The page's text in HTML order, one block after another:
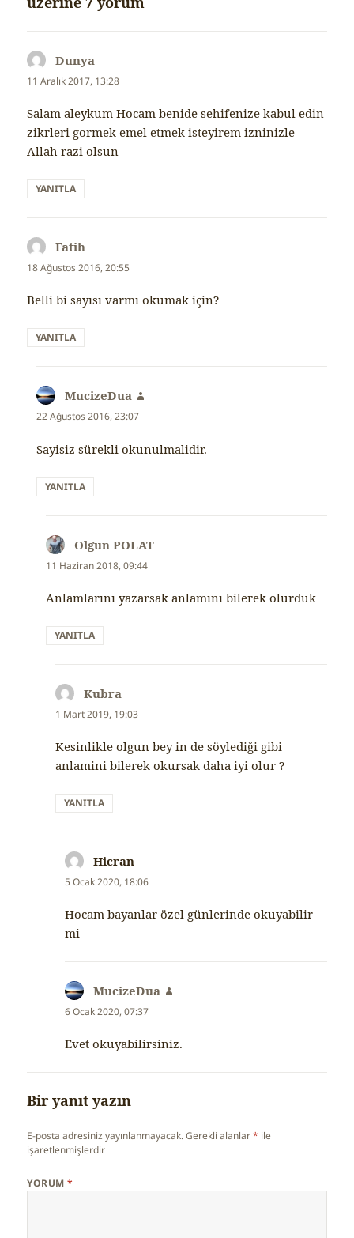
Dunya
ki:
11 Aralık 2017, 13:28
Salam aleykum Hocam benide sehifenize kabul edin
zikrleri gormek emel etmek isteyirem izninizle
Allah razi olsun
YANITLA
Fatih
ki:
18 Ağustos 2016, 20:55
Belli bi sayısı varmı okumak için?
YANITLA
MucizeDua
22 Ağustos 2016, 23:07
Sayisiz sürekli okunulmalidir.
YANITLA
Olgun POLAT
11 Haziran 2018, 09:44
Anlamlarını yazarsak anlamını bilerek olurduk
YANITLA
Kubra
ki:
1 Mart 2019, 19:03
Kesinlikle olgun bey in de söylediği gibi
anlamini bilerek okursak daha iyi olur ?
YANITLA
Hicran
ki:
5 Ocak 2020, 18:06
Hocam bayanlar özel günlerinde okuyabilir
mi
MucizeDua
6 Ocak 2020, 07:37
Evet okuyabilirsiniz.
Bir yanıt yazın
E-posta adresiniz yayınlanmayacak. Gerekli alanlar* ile
işaretlenmişlerdir
YORUM*